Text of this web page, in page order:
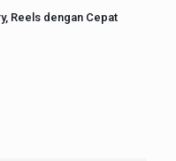
Reels dengan Cepat